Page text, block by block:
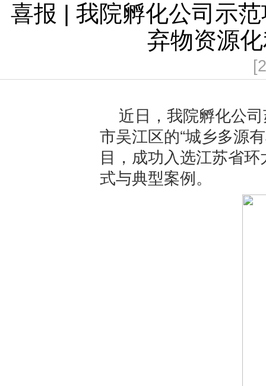
喜报 | 我院孵化公司示
弃物资源
近日，我院孵化公
市吴江区的“城乡多源
目，成功入选江苏省
式与典型案例。